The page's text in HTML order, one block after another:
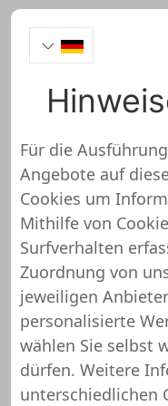
https://
clevver.io
überprüft
Über diesen
noch keine
Das bedeutet,
Für die
Angebote auf
Cookies um
Mithilfe von
Surfverhalten
Zuordnung von
jeweiligen
personalisierte
wählen Sie selbst
dürfen. Weitere
unterschiedlichen